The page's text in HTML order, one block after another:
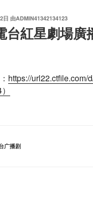
日 由ADMIN41342134123
台紅星劇場廣
https://
广播剧